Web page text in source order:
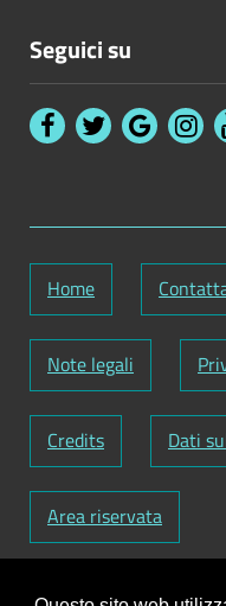
Seguici su
Home
Note legali
Credits Dati
Area riservata
Codice Fiscale: